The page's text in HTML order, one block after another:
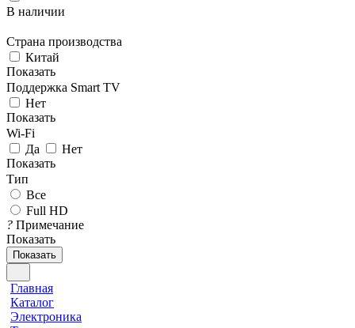
В наличии
Страна производства
Китай
Показать
Поддержка Smart TV
Нет
Показать
Wi-Fi
Да
Нет
Показать
Тип
Все
Full HD
? Примечание
Показать
Показать
Главная
Каталог
Электроника